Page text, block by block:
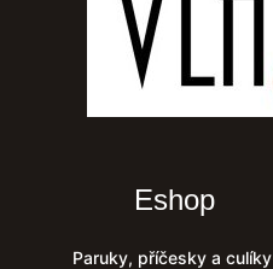
Eshop
Paruky, příčesky a culíky